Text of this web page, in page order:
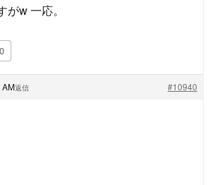
w 一応。
0
#10940
返信